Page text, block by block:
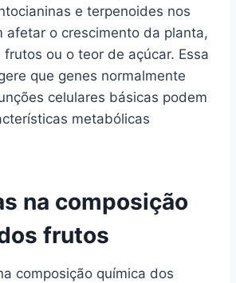
e terpenoides nos
afetar o crescimento da planta,
ou o teor de açúcar. Essa
que genes normalmente
celulares básicas podem
metabólicas
na composição
frutos
composição química dos